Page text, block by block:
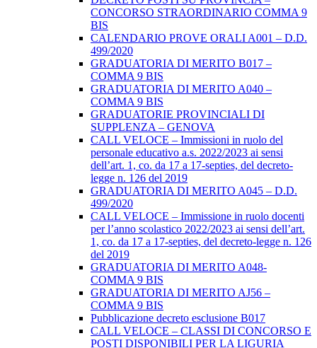
CONCORSO STRAORDINARIO COMMA 9
BIS
CALENDARIO PROVE ORALI A001 – D.D.
499/2020
GRADUATORIA DI MERITO B017 –
COMMA 9 BIS
GRADUATORIA DI MERITO A040 –
COMMA 9 BIS
GRADUATORIE PROVINCIALI DI
SUPPLENZA – GENOVA
CALL VELOCE – Immissioni in ruolo del
personale educativo a.s. 2022/2023 ai sensi
dell’art. 1, co. da 17 a 17-septies, del decreto-
legge n. 126 del 2019
GRADUATORIA DI MERITO A045 – D.D.
499/2020
CALL VELOCE – Immissione in ruolo docenti
per l’anno scolastico 2022/2023 ai sensi dell’art.
1, co. da 17 a 17-septies, del decreto-legge n. 126
del 2019
GRADUATORIA DI MERITO A048-
COMMA 9 BIS
GRADUATORIA DI MERITO AJ56 –
COMMA 9 BIS
Pubblicazione decreto esclusione B017
CALL VELOCE – CLASSI DI CONCORSO E
POSTI DISPONIBILI PER LA LIGURIA